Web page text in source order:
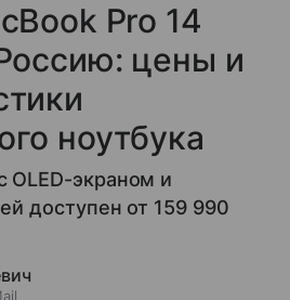
Pro 14
цены и
ноутбука
экраном и
доступен от 159 990